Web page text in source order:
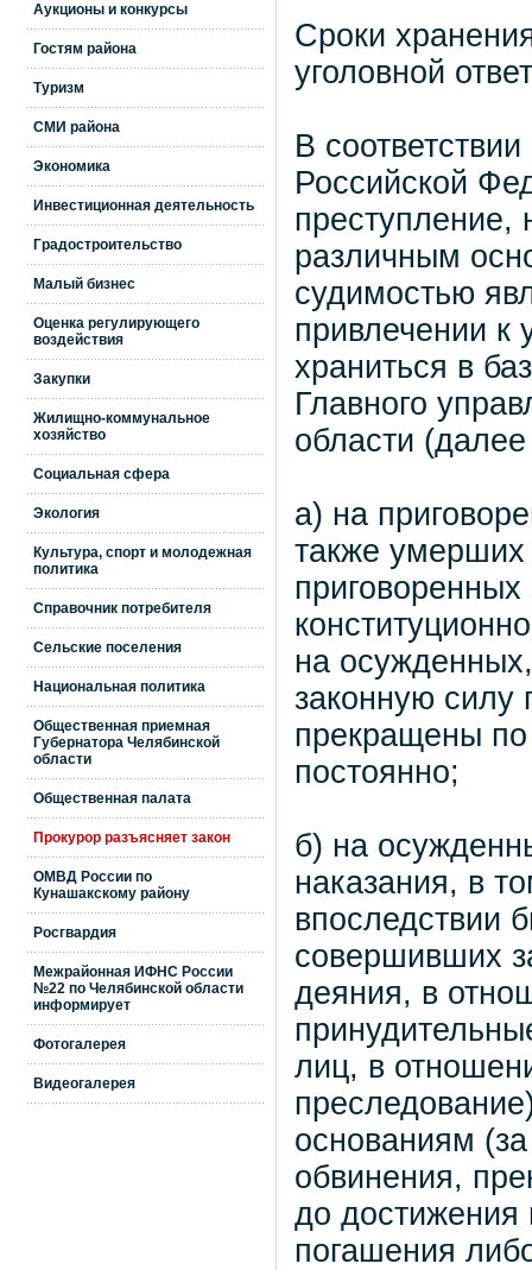
Аукционы и конкурсы
Гостям района
Туризм
СМИ района
Экономика
Инвестиционная деятельность
Градостроительство
Малый бизнес
Оценка регулирующего
воздействия
Закупки
Жилищно-коммунальное
хозяйство
Социальная сфера
Экология
Культура, спорт и молодежная
политика
Справочник потребителя
Сельские поселения
Национальная политика
Общественная приемная
Губернатора Челябинской
области
Общественная палата
Прокурор разъясняет закон
ОМВД России по
Кунашакскому району
Росгвардия
Межрайонная ИФНС России
№22 по Челябинской области
информирует
Фотогалерея
Видеогалерея
Сроки
уголовной
В
Российской
преступление,
различным
судимостью
привлечении к
храниться в
Главного
области
а) на
также
на
законную силу
прекращены
постоянно;
б) на
наказания, в
впоследствии
совершивших
деяния, в
лиц, в
основаниям
обвинения,
до достижения
погашения